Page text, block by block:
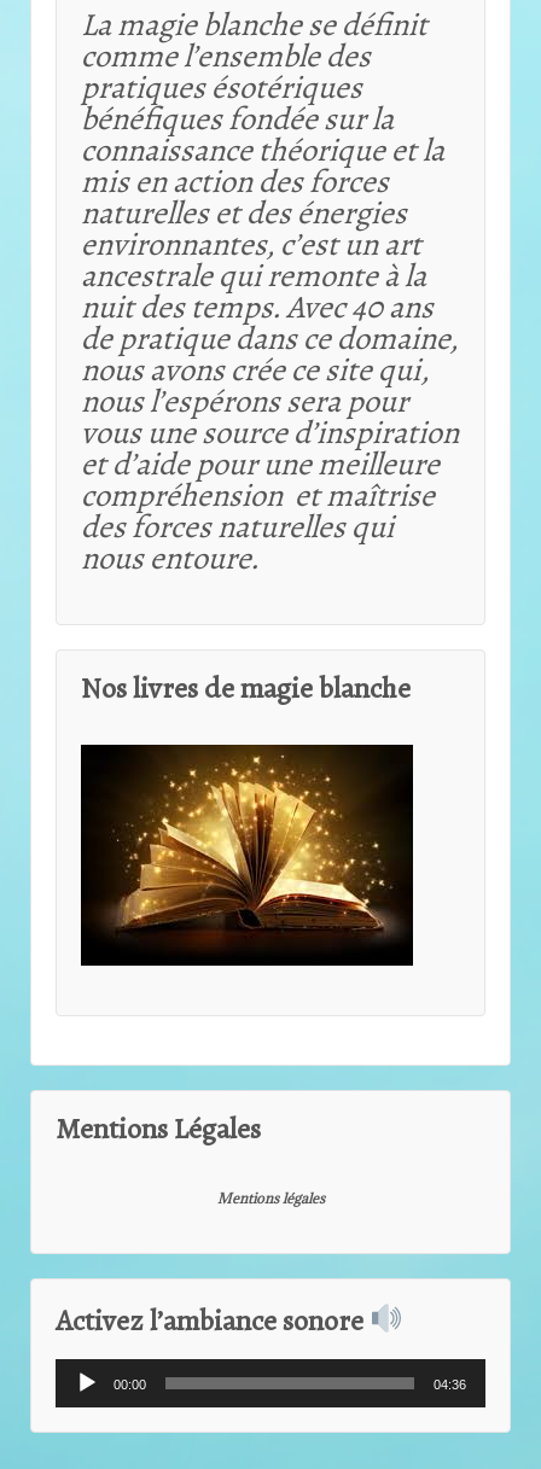
La magie blanche se définit
comme l’ensemble des
pratiques ésotériques
bénéfiques fondée sur la
connaissance théorique etla
mis en action des forces
naturelles et des énergies
environnantes, c’est un art
ancestrale qui remonte à la
nuit des temps. Avec 40 ans
de pratique dans ce domaine,
nous avons crée ce site qui,
nous l’espérons sera pour
vous une source d’inspiration
et d’aide pour une meilleure
compréhension et maîtrise
des forces naturelles qui
nous entoure.
Nos livres de magie blanche
Mentions Légales
Mentions légales
Activez l’ambiance sonore
audio
00:00 04:36